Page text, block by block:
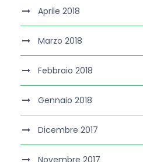
Aprile 2018
Marzo 2018
Febbraio 2018
Gennaio 2018
Dicembre 2017